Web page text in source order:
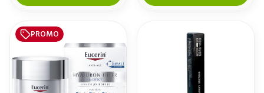
PROMO